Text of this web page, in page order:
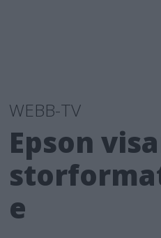
WEBB-TV
Epson
e